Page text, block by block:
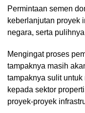
Permintaan semen
keberlanjutan proyek
negara, serta
Mengingat proses
tampaknya masih
tampaknya sulit
kepada sektor
proyek-proyek